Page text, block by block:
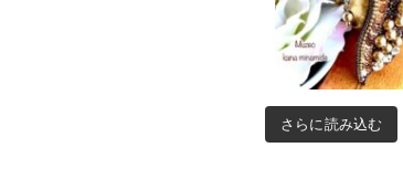
さらに読み込む